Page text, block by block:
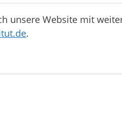
unsere Website mit
.